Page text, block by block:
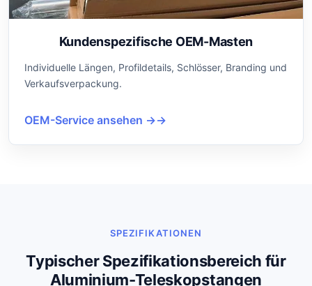
Kundenspezifische OEM-Masten
Individuelle Längen, Profildetails, Schlösser, Branding und
Verkaufsverpackung.
OEM-Service ansehen →
SPEZIFIKATIONEN
Typischer Spezifikationsbereich für
Aluminium-Teleskopstangen